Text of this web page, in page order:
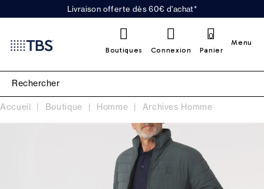
Livraison offerte dès 60€ d'achat*
Boutiques Connexion Panier
0
Menu
Accueil Boutique Homme Archives Homme